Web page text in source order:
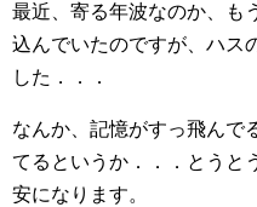
最近、寄る年波なのか、も
込んでいたのですが、ハス
した．．．
なんか、記憶がすっ飛んで
てるというか．．．とう
安になります。